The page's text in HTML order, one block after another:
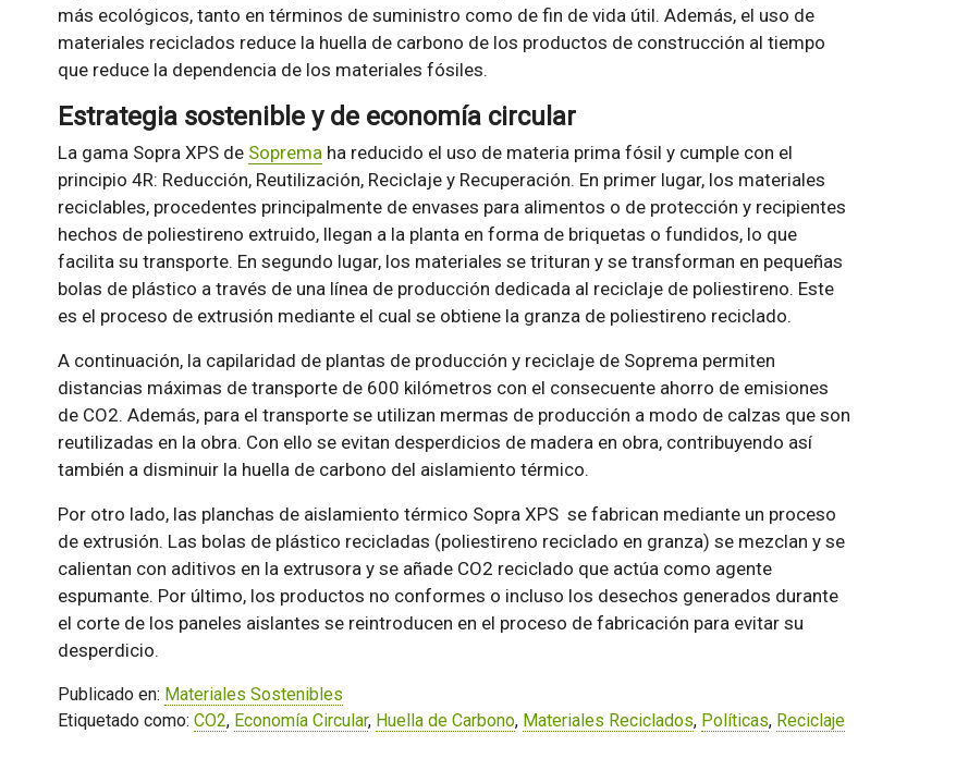
más ecológicos, tanto en términos de suministro como de fin de vida útil. Además, el uso de
materiales reciclados reduce la huella de carbono de los productos de construcción al tiempo
que reduce la dependencia de los materiales fósiles.
Estrategia sostenible y de economía circular
La gama Sopra XPS de Sopremaha reducido el uso de materia prima fósil y cumple con el
principio 4R: Reducción, Reutilización, Reciclaje y Recuperación. En primer lugar, los materiales
reciclables, procedentes principalmente de envases para alimentos o de protección y recipientes
hechos de poliestireno extruido, llegan a la planta en forma de briquetas o fundidos, lo que
facilita su transporte. En segundo lugar, los materiales se trituran y se transforman en pequeñas
bolas de plástico a través de una línea de producción dedicada al reciclaje de poliestireno. Este
es el proceso de extrusión mediante el cual se obtiene la granza de poliestireno reciclado.
A continuación, la capilaridad de plantas de producción y reciclaje de Soprema permiten
distancias máximas de transporte de 600 kilómetros con el consecuente ahorro de emisiones
de CO2. Además, para el transporte se utilizan mermas de producción a modo de calzas que son
reutilizadas en la obra. Con ello se evitan desperdicios de madera en obra, contribuyendo así
también a disminuir la huella de carbono del aislamiento térmico.
Por otro lado, las planchas de aislamiento térmico Sopra XPS se fabrican mediante un proceso
de extrusión. Las bolas de plástico recicladas (poliestireno reciclado en granza) se mezclan y se
calientan con aditivos en la extrusora y se añade CO2 reciclado que actúa como agente
espumante. Por último, los productos no conformes o incluso los desechos generados durante
el corte de los paneles aislantes se reintroducen en el proceso de fabricación para evitar su
desperdicio.
Publicado en: Materiales Sostenibles
Etiquetado como: CO2, Economía Circular, Huella de Carbono, Materiales Reciclados, Políticas, Reciclaje